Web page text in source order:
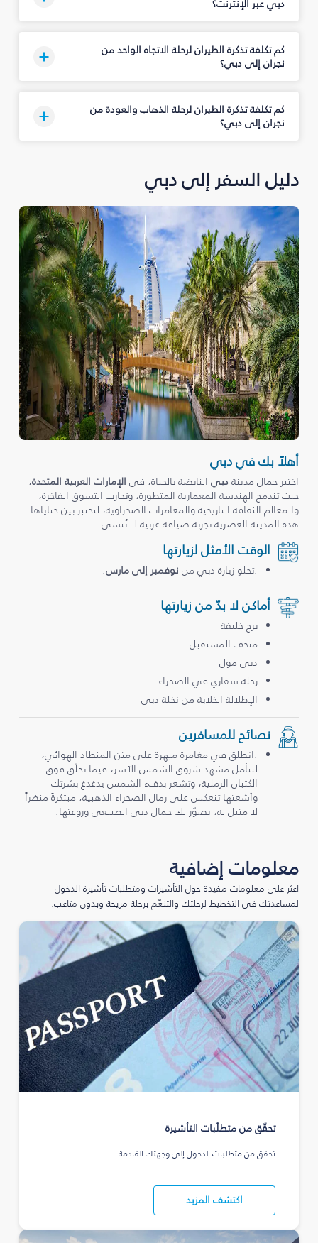
دبي عبر الإنترنت؟
كم تكلفة تذكرة الطيران لرحلة الاتجاه الواحد من
نجران‎ إلى دبي؟
كم تكلفة تذكرة الطيران لرحلة الذهاب والعودة من
نجران‎ إلى دبي؟
دليل السفر إلى دبي
أهلاً بك في دبي
اختبر جمال مدينةدبيالنابضة بالحياة، في الإمارات العربية المتحدة،
حيث تندمج الهندسة المعمارية المتطورة، وتجارب التسوق الفاخرة،
والمعالم الثقافة التاريخية والمغامرات الصحراوية، لتختبر بين حناياها
هذه المدينة العصرية تجربة ضيافة عربية لا تُنسى
الوقت الأمثل لزيارتها
.تحلو زيارة دبي من نوفمبر إلى مارس.
أماكن لا بدّ من زيارتها
برج خليفة
متحف المستقبل
دبي مول
رحلة سفاري في الصحراء
الإطلالة الخلابة من نخلة دبي
نصائح للمسافرين
.انطلق في مغامرة مبهرة على متن المنطاد الهوائي،
لتتأمل مشهد شروق الشمس الآسر، فيما تحلّق فوق
الكثبان الرملية، وتشعر بدفء الشمس يدغدغ بشرتك
وأشعتها تنعكس على رمال الصحراء الذهبية، مبتكرةً منظراً
لا مثيل له، يصوّر لك جمال دبي الطبيعي وروعتها.
معلومات إضافية
اعثر على معلومات مفيدة حول التأشيرات ومتطلبات تأشيرة الدخول
لمساعدتك في التخطيط لرحلتك والتنعّم برحلة مريحة وبدون متاعب.
تحقّق من متطلّبات التأشيرة
تحقق من متطلبات الدخول إلى وجهتك القادمة.
اكتشف المزيد